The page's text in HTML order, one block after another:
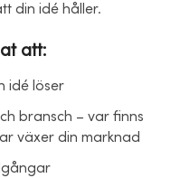
din idé håller.
att:
idé löser
bransch – var finns
växer din marknad